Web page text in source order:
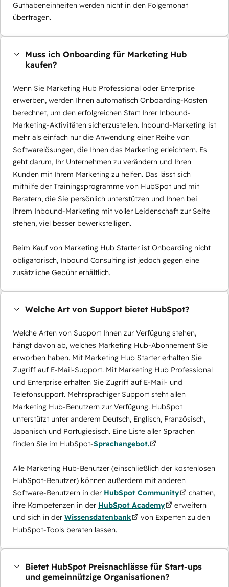
Guthabeneinheiten werden nicht in den Folgemonat
übertragen.
Muss ich Onboarding für Marketing Hub
kaufen?
Wenn Sie Marketing Hub Professional oder Enterprise
erwerben, werden Ihnen automatisch Onboarding-Kosten
berechnet, um den erfolgreichen Start Ihrer Inbound-
Marketing-Aktivitäten sicherzustellen. Inbound-Marketing ist
mehr als einfach nur die Anwendung einer Reihe von
Softwarelösungen, die Ihnen das Marketing erleichtern. Es
geht darum, Ihr Unternehmen zu verändern und Ihren
Kunden mit Ihrem Marketing zu helfen. Das lässt sich
mithilfe der Trainingsprogramme von HubSpot und mit
Beratern, die Sie persönlich unterstützen und Ihnen bei
Ihrem Inbound-Marketing mit voller Leidenschaft zur Seite
stehen, viel besser bewerkstelligen.
Beim Kauf von Marketing Hub Starter ist Onboarding nicht
obligatorisch, Inbound Consulting ist jedoch gegen eine
zusätzliche Gebühr erhältlich.
Welche Art von Support bietet HubSpot?
Welche Arten von Support Ihnen zur Verfügung stehen,
hängt davon ab, welches Marketing Hub-Abonnement Sie
erworben haben. Mit Marketing Hub Starter erhalten Sie
Zugriff auf E-Mail-Support. Mit Marketing Hub Professional
und Enterprise erhalten Sie Zugriff auf E-Mail- und
Telefonsupport. Mehrsprachiger Support steht allen
Marketing Hub-Benutzern zur Verfügung. HubSpot
unterstützt unter anderem Deutsch, Englisch, Französisch,
Japanisch und Portugiesisch. Eine Liste aller Sprachen
finden Sie im HubSpot-Sprachangebot.
Alle Marketing Hub-Benutzer (einschließlich der kostenlosen
HubSpot-Benutzer) können außerdem mit anderen
Software-Benutzern in der HubSpot Community
chatten,
ihre Kompetenzen in der HubSpot Academy
erweitern
und sich in der Wissensdatenbank
von Experten zu den
HubSpot-Tools beraten lassen.
Bietet HubSpot Preisnachlässe für Start-ups
und gemeinnützige Organisationen?